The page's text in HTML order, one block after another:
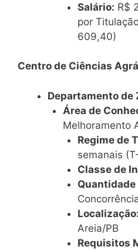
Salário: R$
por
609,40)
Centro de Ciências
Departamento de
Área de
Melhoramento
Regime de
semanais
Classe de
Quantidade
Localização:
Areia/PB
Requisitos